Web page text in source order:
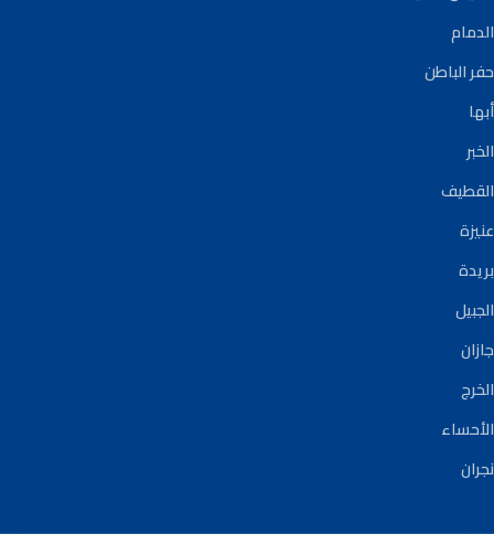
الدمام
حفر الباطن
أبها
الخبر
القطيف
عنيزة
بريدة
الجبيل
جازان
الخرج
الأحساء
نجران